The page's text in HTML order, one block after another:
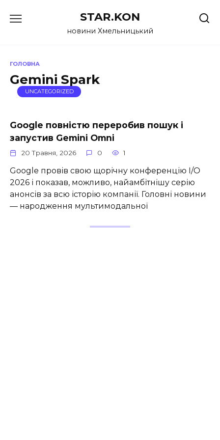
до
STAR.KON
новини Хмельницький
ГОЛОВНА
Gemini Spark
UNCATEGORIZED
Google повністю переробив пошук і
запустив Gemini Omni
20 Травня, 2026 0 1
Google провів свою щорічну конференцію I/O
2026 і показав, можливо, найамбітнішу серію
анонсів за всю історію компанії. Головні новини
— народження мультимодальної